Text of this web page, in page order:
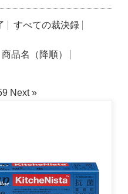
すべての裁決録
商品名（降順）
Next »